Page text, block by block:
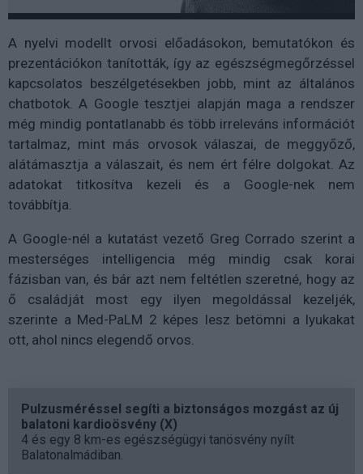
A nyelvi modellt orvosi előadásokon, bemutatókon és
prezentációkon tanították, így az egészségmegőrzéssel
kapcsolatos beszélgetésekben jobb, mint az általános
chatbotok. A Google tesztjei alapján maga a rendszer
még mindig pontatlanabb és több irreleváns információt
tartalmaz, mint más orvosok válaszai, de meggyőző,
alátámasztja a válaszait, és nem ért félre dolgokat. Az
adatokat titkosítva kezeli és a Google-nek nem
továbbítja.
A Google-nél a kutatást vezető Greg Corrado szerint a
mesterséges intelligencia még mindig csak korai
fázisban van, és bár azt nem feltétlen szeretné, hogy az
ő családját most egy ilyen megoldással kezeljék,
szerinte a Med-PaLM 2 képes lesz betömni a lyukakat
ott, ahol nincs elegendő orvos.
Pulzusméréssel segíti a biztonságos mozgást az új
balatoni kardioösvény (X)
4 és egy 8 km-es egészségügyi tanösvény nyílt
Balatonalmádiban.